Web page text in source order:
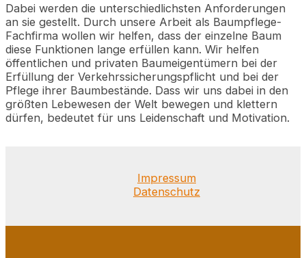
Dabei werden die unterschiedlichsten Anforderungen
an sie gestellt. Durch unsere Arbeit als Baumpflege-
Fachfirma wollen wir helfen, dass der einzelne Baum
diese Funktionen lange erfüllen kann. Wir helfen
öffentlichen und privaten Baumeigentümern bei der
Erfüllung der Verkehrssicherungspflicht und bei der
Pflege ihrer Baumbestände. Dass wir uns dabei in den
größten Lebewesen der Welt bewegen und klettern
dürfen, bedeutet für uns Leidenschaft und Motivation.
Impressum
Datenschutz